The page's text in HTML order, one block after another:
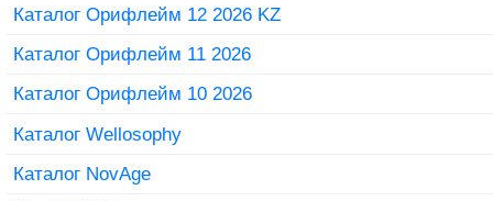
Каталог Орифлейм 12 2026 KZ
Каталог Орифлейм 11 2026
Каталог Орифлейм 10 2026
Каталог Wellosophy
Каталог NovAge